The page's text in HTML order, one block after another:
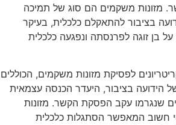
מזונות משקמים הם סוג של תמיכה
בציבור להתאקלם כלכלית, בעיקר
בן זוגה לפרנסתה ונפגעה כלכלית
לפסיקת מזונות משקמים, הכוללים
הידועה בציבור, היעדר הכנסה עצמאית
שנגרמו עקב הפסקת הקשר. מזונות
חשוב המאפשר הסתגלות כלכלית